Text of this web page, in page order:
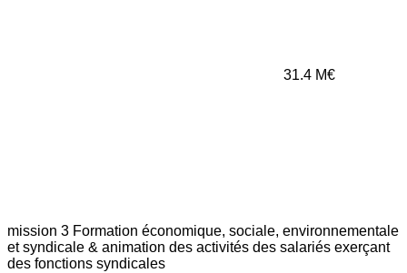
31.4 M€
mission 3 Formation économique, sociale, environnementale
et syndicale & animation des activités des salariés exerçant
des fonctions syndicales